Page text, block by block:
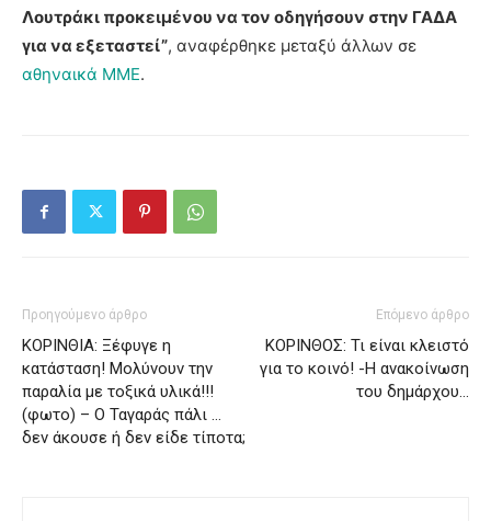
Λουτράκι προκειμένου να τον οδηγήσουν στην ΓΑΔΑ
για να εξεταστεί”, αναφέρθηκε μεταξύ άλλων σε
αθηναικά ΜΜΕ.
Προηγούμενο άρθρο
ΚΟΡΙΝΘΙΑ: Ξέφυγε η
κατάσταση! Μολύνουν την
παραλία με τοξικά υλικά!!!
(φωτο) – Ο Ταγαράς πάλι …
δεν άκουσε ή δεν είδε τίποτα;
Επόμενο άρθρο
ΚΟΡΙΝΘΟΣ: Τι είναι κλειστό
για το κοινό! -Η ανακοίνωση
του δημάρχου…